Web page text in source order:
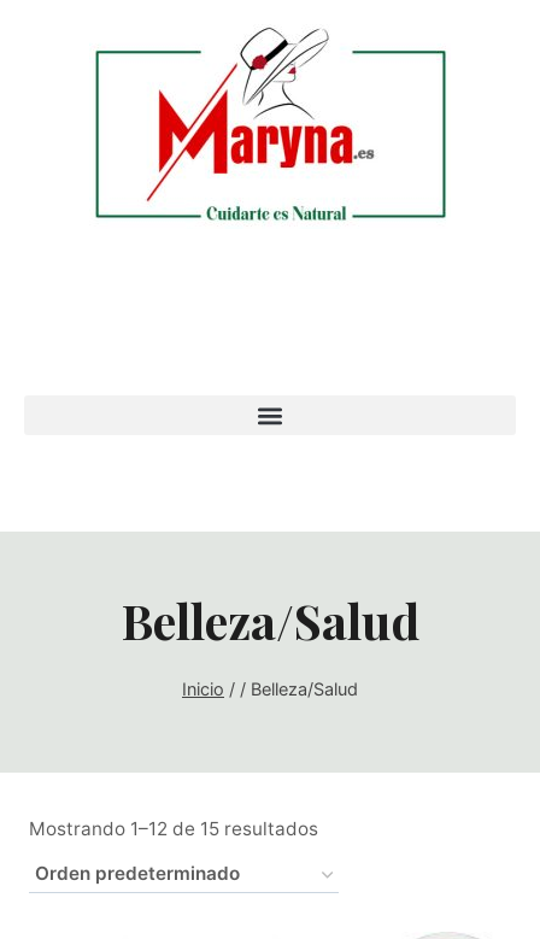
Belleza/Salud
Inicio / / Belleza/Salud
Mostrando 1–12 de 15 resultados